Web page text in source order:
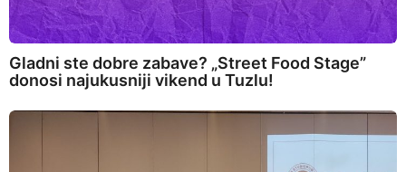
Gladni ste dobre zabave? „Street Food Stage”
donosi najukusniji vikend u Tuzlu!